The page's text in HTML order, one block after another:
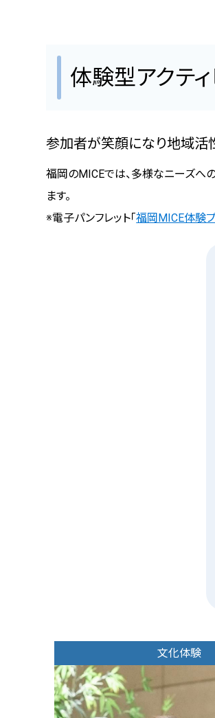
体験型アクティ
参加者が笑顔になり地域活
福岡のMICEでは、多様なニーズへ
ます。
※電子パンフレット「福岡MICE体験
文化体験